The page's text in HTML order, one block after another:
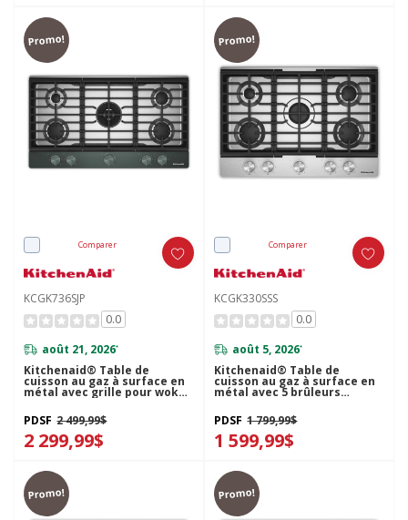
Promo!
Comparer
KCGK736SJP
0.0
août 21, 2026*
Kitchenaid® Table de
cuisson au gaz à surface en
métal avec grille pour wok
intégrée et fini CookShield™
KCGK736SJP
PDSF 2 499,99$
2 299,99$
Promo!
Comparer
KCGK330SSS
0.0
août 5, 2026*
Kitchenaid® Table de
cuisson au gaz à surface en
métal avec 5 brûleurs
fonte continues KCGK330SSS
PDSF 1 799,99$
1 599,99$
Promo! Promo!